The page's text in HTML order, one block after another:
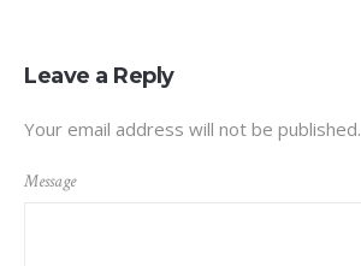
Leave a Reply
Your email address will not be published.
Message